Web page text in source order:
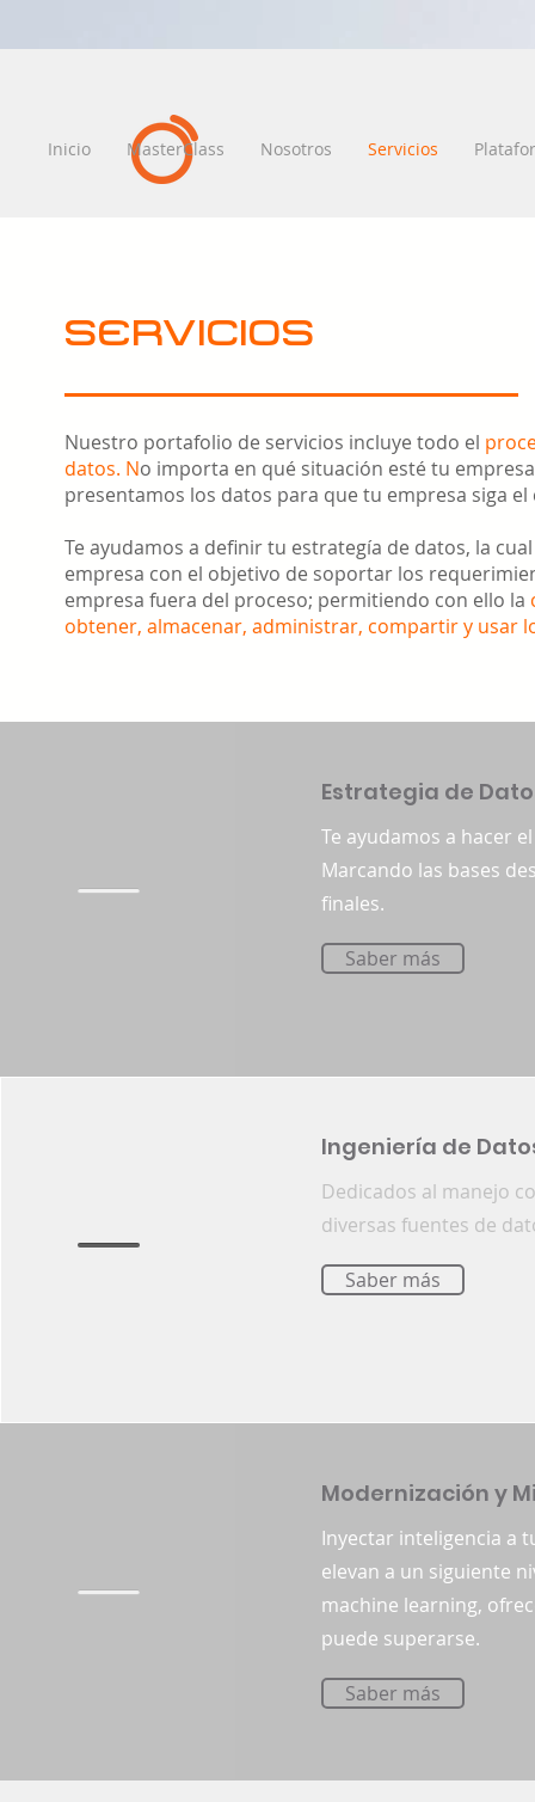
Inicio MasterClass Nosotros Servicios
SERVICIOS
Nuestro portafolio de servicios incluye todo el
datos. No importa en qué situación esté tu
presentamos los datos para que tu empresa siga
Te ayudamos a definir tu estrategía de datos, la
empresa con el objetivo de soportar los
empresa fuera del proceso; permitiendo con ello la
obtener, almacenar, administrar, compartir y usar
Estrategia de
Te ayudamos a hacer
Marcando las bases
finales.
Saber más
Ingeniería de
Dedicados al manejo
diversas fuentes de
Saber más
Modernización y
Inyectar inteligencia a
elevan a un siguiente
machine learning,
puede superarse.
Saber más